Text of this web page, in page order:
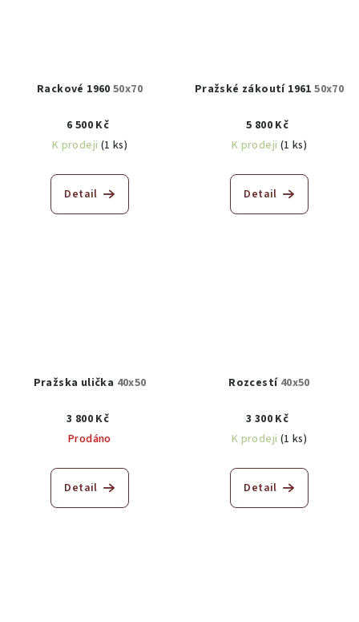
Rackové 196050x70
6 500 Kč
K prodeji (1 ks)
Detail
Pražské zákoutí 196150x70
5 800 Kč
K prodeji (1 ks)
Detail
Pražska ulička 40x50
3 800 Kč
Prodáno
Detail
Rozcestí 40x50
3 300 Kč
K prodeji (1 ks)
Detail